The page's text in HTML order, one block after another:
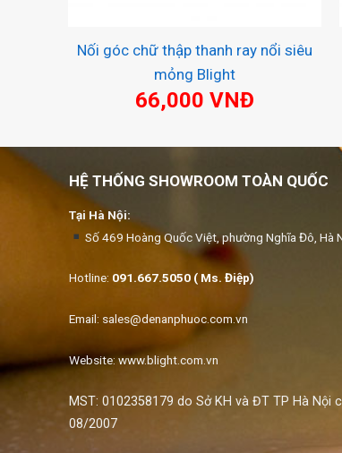
Nối góc chữ thập thanh ray nổi siêu
mỏng Blight
66,000 VNĐ
HỆ THỐNG SHOWROOM TOÀN QUỐC
Tại Hà Nội:
Số 469 Hoàng Quốc Việt, phường Nghĩa Đô, Hà
Hotline: 091.667.5050 ( Ms. Điệp)
Email: sales@denanphuoc.com.vn
Website: www.blight.com.vn
MST: 0102358179 do Sở KH và ĐT TP Hà Nội
08/2007